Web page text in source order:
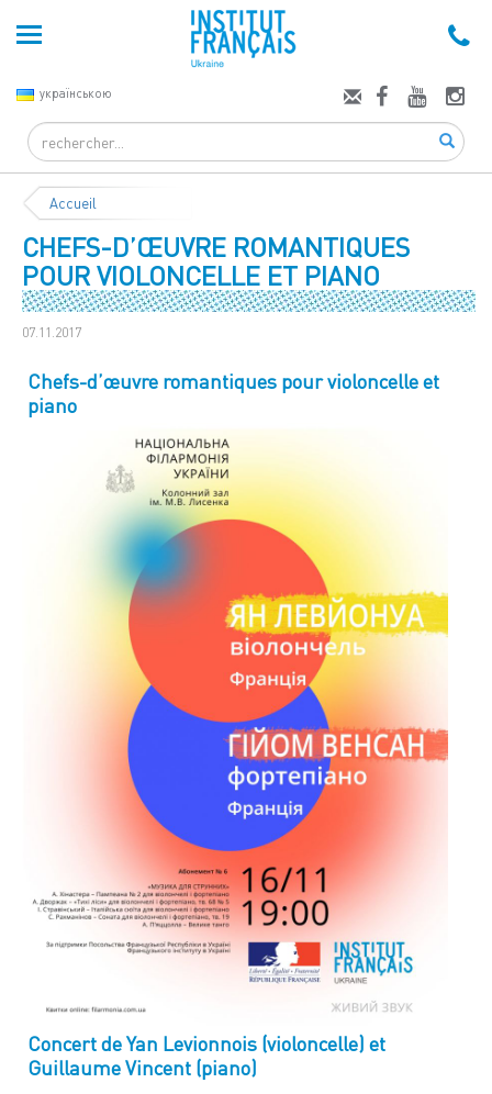
українською
Search
Accueil
CHEFS-D’ŒUVRE ROMANTIQUES
POUR VIOLONCELLE ET PIANO
07.11.2017
Chefs-d’œuvre romantiques pour violoncelle et
piano
Concert de Yan Levionnois (violoncelle) et
Guillaume Vincent (piano)